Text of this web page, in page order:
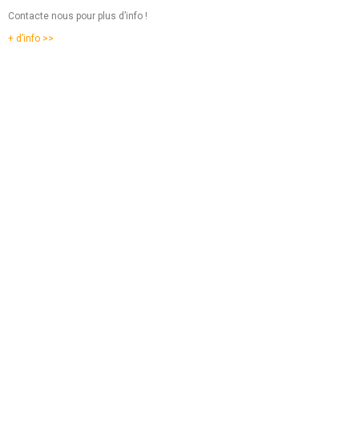
Contacte nous pour plus d’info !
+ d’info >>